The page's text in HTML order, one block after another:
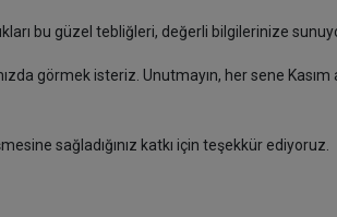
bu güzel tebliğleri, değerli bilgilerinize
görmek isteriz. Unutmayın, her sene
sağladığınız katkı için teşekkür ediyoruz.